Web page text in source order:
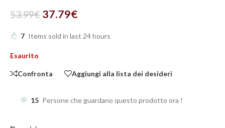
53.99€ 37.79€
7 Items sold in last 24 hours
Esaurito
Confronta Aggiungi alla lista dei desideri
15 Persone che guardano questo prodotto ora !